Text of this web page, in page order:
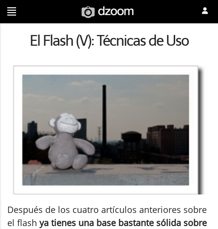
El Flash (V): Técnicas de Uso
Después de los cuatro artículos anteriores sobre
el flash ya tienes una base bastante sólida sobre